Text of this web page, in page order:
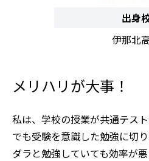
出身
伊那北
メリハリが大事！
私は、学校の授業が共通テス
でも受験を意識した勉強に切
ダラと勉強していても効率が